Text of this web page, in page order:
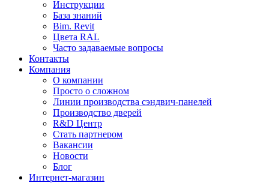
Инструкции
База знаний
Bim. Revit
Цвета RAL
Часто задаваемые вопросы
Контакты
Компания
О компании
Просто о сложном
Линии производства сэндвич-панелей
Производство дверей
R&D Центр
Стать партнером
Вакансии
Новости
Блог
Интернет-магазин